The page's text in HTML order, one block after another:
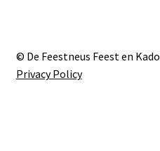
© De Feestneus Feest en Kado
Privacy Policy